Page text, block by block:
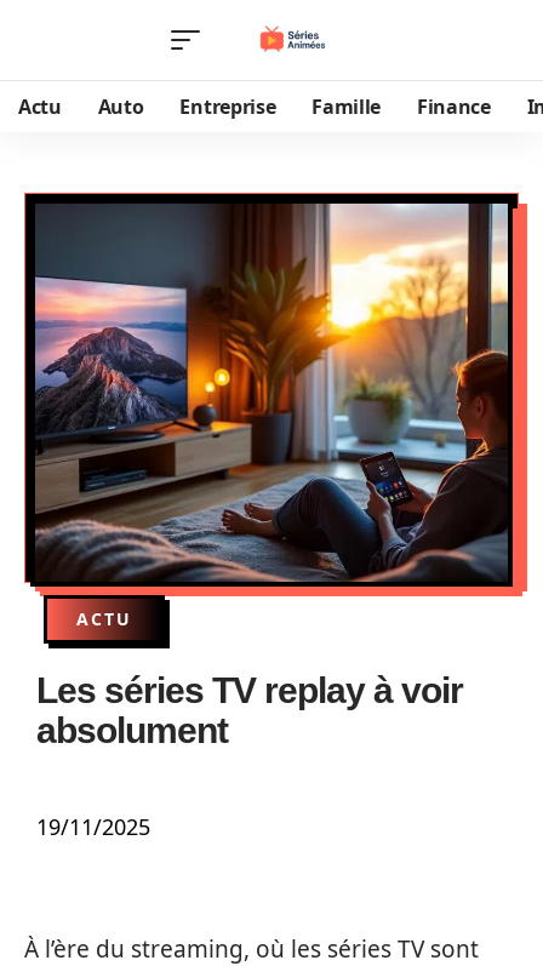
Actu Auto Entreprise Famille Finance
ACTU
Les séries TV replay à voir
absolument
19/11/2025
À l’ère du streaming, où les séries TV sont